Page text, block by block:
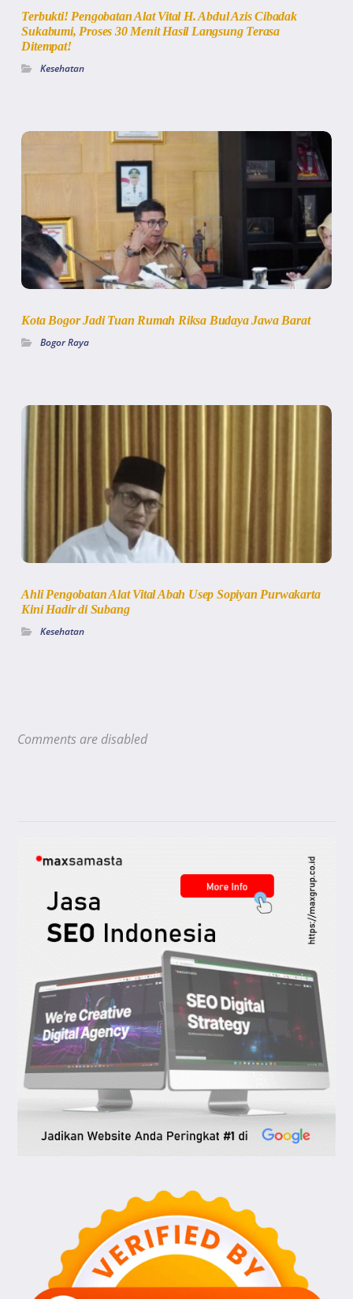
Terbukti! Pengobatan Alat Vital H. Abdul Azis Cibadak
Sukabumi, Proses 30 Menit Hasil Langsung Terasa
Ditempat!
Kesehatan
Kota Bogor Jadi Tuan Rumah Riksa Budaya Jawa Barat
Bogor Raya
Ahli Pengobatan Alat Vital Abah Usep Sopiyan Purwakarta
Kini Hadir di Subang
Kesehatan
Comments are disabled